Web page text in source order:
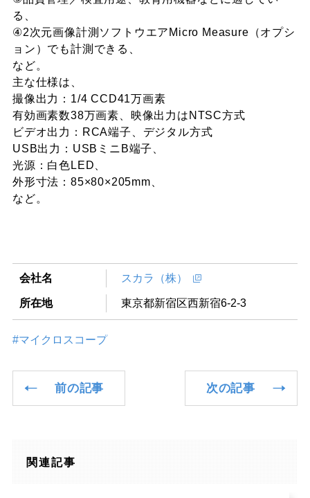
る、
④2次元画像計測ソフトウエアMicro Measure（オプシ
ョン）でも計測できる、
など。
主な仕様は、
撮像出力：1/4 CCD41万画素
有効画素数38万画素、映像出力はNTSC方式
ビデオ出力：RCA端子、デジタル方式
USB出力：USBミニB端子、
光源：白色LED、
外形寸法：85×80×205mm、
など。
会社名 スカラ（株）
所在地 東京都新宿区西新宿6-2-3
#マイクロスコープ
前の記事 次の記事
関連記事